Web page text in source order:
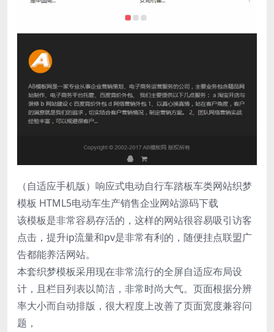
（自适应手机版）响应式电动自行车踏板车类网站织梦
模板 HTML5电动车生产销售企业网站源码下载
该模板是非常容易存活的，这样的网站很容易吸引访客
点击，提升ip流量和pv是非常有利的，随便挂点联盟广
告都能养活网站。
本套织梦模板采用现在非常流行的全屏自适应布局设
计，且栏目列表以简洁，非常时尚大气。页面根据分辨
率大小而自动排版，很大程度上改善了页面宽度兼容问
题，